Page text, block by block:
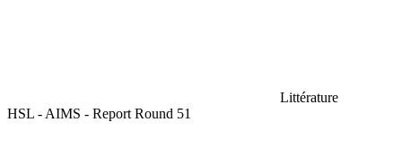
Littérature
HSL - AIMS - Report Round 51